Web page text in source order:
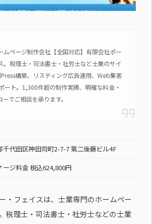
ムページ制作会社【全国対応】有限会社ポー
。税理士・司法書士・社労士など士業のサイ
構築、リスティング広告運用、Web集客
ート。1,300件超の制作実績、明確な料金・
でご相談を承ります。
千代田区神田司町2-7-7 第二後藤ビル4F
ージ料金 税込624,800円
・フェイスは、士業専門のホームペー
税理士・司法書士・社労士などの士業